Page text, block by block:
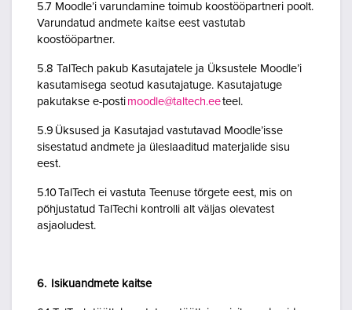
5.7 Moodle’i varundamine toimub koostööpartneri poolt.
Varundatud andmete kaitse eest vastutab
koostööpartner.
5.8 TalTech pakub Kasutajatele ja Üksustele Moodle’i
kasutamisega seotud kasutajatuge. Kasutajatuge
pakutakse e-posti moodle@taltech.eeteel.
5.9 Üksused ja Kasutajad vastutavad Moodle’isse
sisestatud andmete ja üleslaaditud materjalide sisu
eest.
5.10 TalTech ei vastuta Teenuse tõrgete eest, mis on
põhjustatud TalTechi kontrolli alt väljas olevatest
asjaoludest.
6. Isikuandmete kaitse